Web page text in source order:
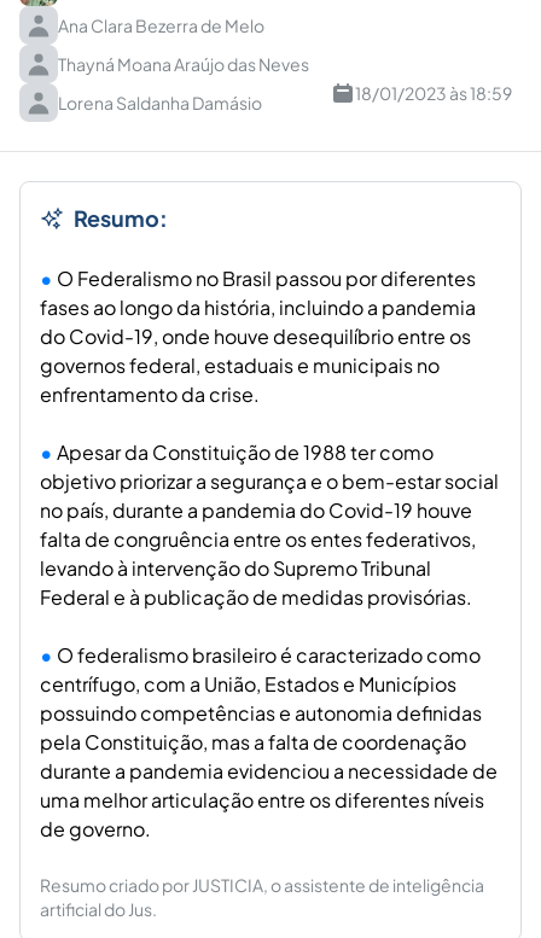
Ana Clara Bezerra de Melo
Thayná Moana Araújo das Neves
Lorena Saldanha Damásio
18/01/2023 às 18:59
Resumo:
O Federalismo no Brasil passou por diferentes
fases ao longo da história, incluindo a pandemia
do Covid-19, onde houve desequilíbrio entre os
governos federal, estaduais e municipais no
enfrentamento da crise.
Apesar da Constituição de 1988 ter como
objetivo priorizar a segurança e o bem-estar social
no país, durante a pandemia do Covid-19 houve
falta de congruência entre os entes federativos,
levando à intervenção do Supremo Tribunal
Federal e à publicação de medidas provisórias.
O federalismo brasileiro é caracterizado como
centrífugo, com a União, Estados e Municípios
possuindo competências e autonomia definidas
pela Constituição, mas a falta de coordenação
durante a pandemia evidenciou a necessidade de
uma melhor articulação entre os diferentes níveis
de governo.
Resumo criado por JUSTICIA, o assistente de inteligência
artificial do Jus.